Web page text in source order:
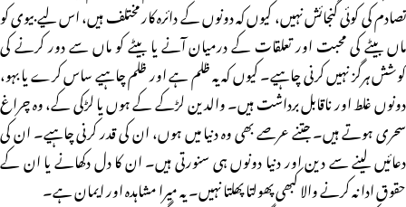
تصادم کی کوئی گنجائش نہیں، کیوں کہ دونوں کے دائرہ کار مختلف ہیں، اس لیے بیوی کو
ماں بیٹے کی محبت اور تعلقات کے درمیان آنے یا بیٹے کو ماں سے دور کرنے کی
کوشش ہرگز نہیں کرنی چاہیے۔ کیوں کہ یہ ظلم ہے اور ظلم چاہیے ساس کرے یا بہو،
دونوں غلط اور ناقابل برداشت ہیں۔ والدین لڑکے کے ہوں یا لڑکی کے، وہ چراغ
سحری ہوتے ہیں۔ جتنے عرصے بھی وہ دنیا میں ہوں، ان کی قدر کرنی چاہیے۔ ان کی
دعائیں لینے سے دین اور دنیا دونوں ہی سنورتی ہیں۔ ان کا دل دکھانے یا ان کے
حقوق ادا نہ کرنے والا کبھی پھولتا پھلتا نہیں۔ یہ میرا مشاہدہ اور ایمان ہے۔